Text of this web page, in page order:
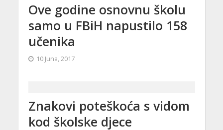
Ove godine osnovnu školu
samo u FBiH napustilo 158
učenika
10 Juna, 2017
Znakovi poteškoća s vidom
kod školske djece